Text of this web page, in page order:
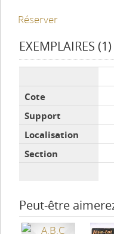
Réserver
EXEMPLAIRES (1)
Peut-être